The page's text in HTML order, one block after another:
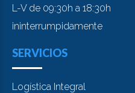
L-V de 09:30h a 18:30h
ininterrumpidamente
SERVICIOS
Logística Integral